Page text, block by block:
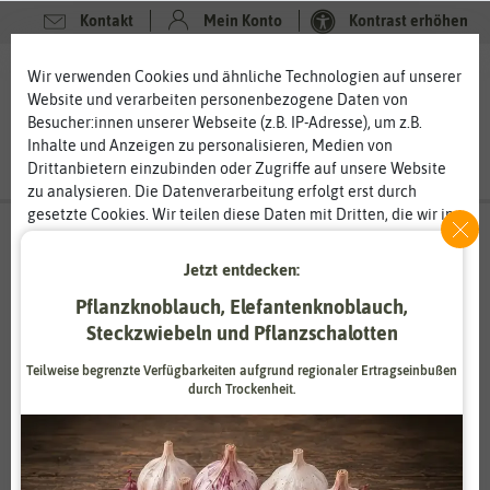
Kontakt Mein Konto Kontrast erhöhen
0 0
handgefertigte Gartengeräte aus England
Ladbrooke Soil Blockers ist ein Familienunternehmen aus
England, dass es seit 1998 gibt. Das Unternehmen wird heute
Ausbildung wollten die drei Schwestern gemeinsam ein
Unternehmen gründet. Ladbrooke Soil Blockers stellt heute
Handpressen und Maschinen her, die vor allem bei der
Wir verwenden Cookies und ähnliche Technologien auf unserer
Website und verarbeiten personenbezogene Daten von
Besucher:innen unserer Webseite (z.B. IP-Adresse), um z.B.
Inhalte und Anzeigen zu personalisieren, Medien von
Drittanbietern einzubinden oder Zugriffe auf unsere Website
zu analysieren. Die Datenverarbeitung erfolgt erst durch
gesetzte Cookies. Wir teilen diese Daten mit Dritten, die wir in
Die Datenverarbeitung kann mit Einwilligung oder aufgrund
erteilt oder abgelehnt werden. Es besteht das Recht, nicht
einzuwilligen und die Einwilligung zu einem späteren
Informationen zur Verwendung personenbezogener Daten und
den Diensten erklären wir in unsererDaten­schutz­erklärung
Essenziell Statistik
Jetzt entdecken:
Pflanzknoblauch, Elefantenknoblauch,
Steckzwiebeln und Pflanzschalotten
Teilweise begrenzte Verfügbarkeiten aufgrund regionaler Ertragseinbußen
durch Trockenheit.